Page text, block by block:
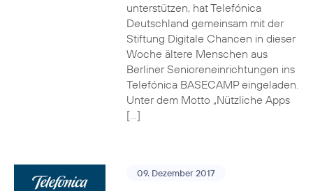
unterstützen, hat Telefónica
Deutschland gemeinsam mit der
Stiftung Digitale Chancen in dieser
Woche ältere Menschen aus
Berliner Senioreneinrichtungen ins
Telefónica BASECAMP eingeladen.
Unter dem Motto „Nützliche Apps
[…]
09. Dezember 2017